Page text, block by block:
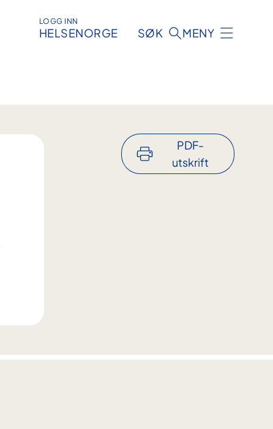
LOGG INN
HELSENORGE SØK MENY
PDF-
utskrift